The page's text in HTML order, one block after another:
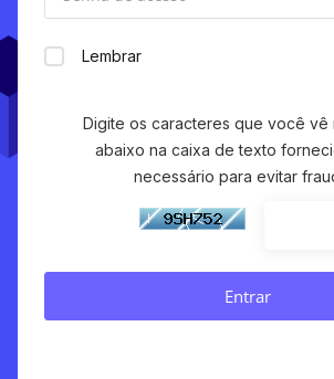
Lembrar
Digite os caracteres que você vê
abaixo na caixa de texto
necessário para evitar